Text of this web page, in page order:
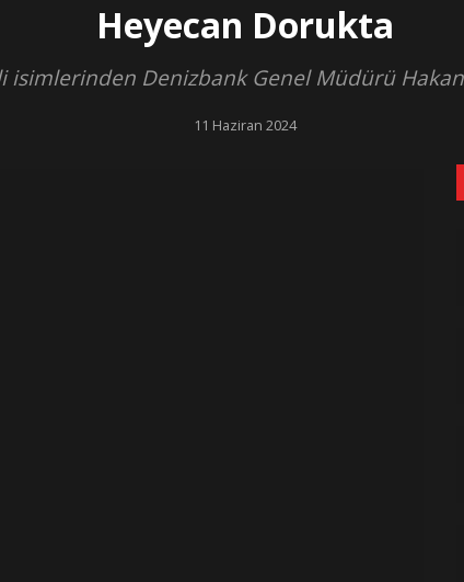
Heyecan Dorukta
isimlerinden Denizbank Genel Müdürü Hakan
11 Haziran 2024